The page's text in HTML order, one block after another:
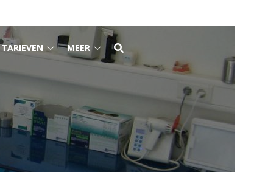
TARIEVEN
Tarieven
MEER
Meer